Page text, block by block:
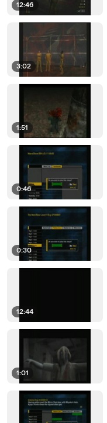
12:46
3:02
1:51
0:46
0:30
12:44
1:01